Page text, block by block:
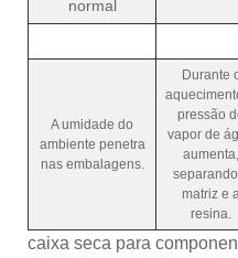
normal
A umidade do
ambiente penetra
nas embalagens.
Durante
pressão
vapor de
aumenta,
matriz e
resina.
caixa seca para